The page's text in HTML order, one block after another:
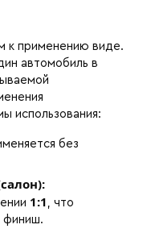
к применению виде.
автомобиль в
использования:
без
1:1 , что
финиш.